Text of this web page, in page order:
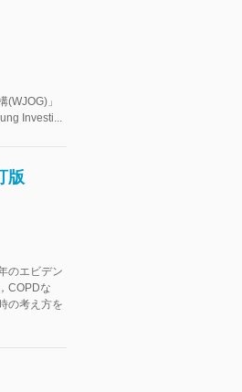
」
Investi...
版
のエビデン
COPDな
の考え方を